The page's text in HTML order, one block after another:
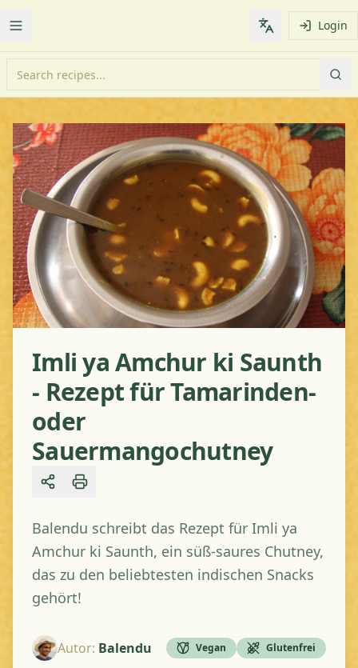
Toggle Menu Change Login
Imli ya Amchur ki Saunth
- Rezept für Tamarinden-
oder
Sauermangochutney
Share
Balendu schreibt das Rezept für Imli ya
Amchur ki Saunth, ein süß-saures Chutney,
das zu den beliebtesten indischen Snacks
gehört!
Autor: Balendu Vegan Glutenfrei